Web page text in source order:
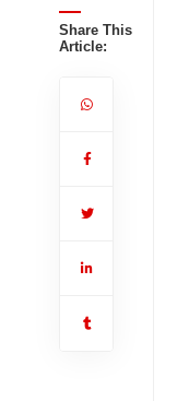
Share This
Article: